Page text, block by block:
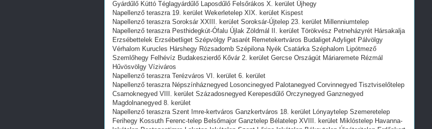
Gyárdűlő Kúttó Téglagyárdűlő Laposdűlő Felsőrákos X. kerület Újhegy
Napellenző teraszra 19. kerület Wekerletelep XIX. kerület Kispest
Napellenző teraszra Soroksár XXIII. kerület Soroksár-Újtelep 23. kerület Millenniumtelep
Napellenző teraszra Pesthidegkút-Ófalu Újlak Zöldmál II. kerület Törökvész Petneházyrét Hársakalja
Erzsébettelek Erzsébetliget Szépvölgy Pasarét Remetekertváros Budaliget Adyliget Pálvölgy
Vérhalom Kurucles Hárshegy Rózsadomb Szépilona Nyék Csatárka Széphalom Lipótmező
Szemlőhegy Felhévíz Budakeszierdő Kővár 2. kerület Gercse Országút Máriaremete Rézmál
Hűvösvölgy Víziváros
Napellenző teraszra Terézváros VI. kerület 6. kerület
Napellenző teraszra Népszínháznegyed Losoncinegyed Palotanegyed Corvinnegyed Tisztviselőtelep
Csarnoknegyed VIII. kerület Századosnegyed Kerepesdűlő Orczynegyed Ganznegyed
Magdolnanegyed 8. kerület
Napellenző teraszra Szent Imre-kertváros Ganzkertváros 18. kerület Lónyaytelep Szemeretelep
Ferihegy Kossuth Ferenc-telep Belsőmajor Ganztelep Bélatelep XVIII. kerület Miklóstelep Havanna-